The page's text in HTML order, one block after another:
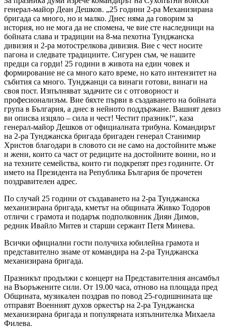
генерал-майор Деан Дешков. „25 години 2-ра Механизирана
бригада са много, но и малко. Днес няма да говорим за
история, но не мога да не спомена, че вие сте наследници на
бойната слава и традиции на 8-ма пехотна Тунджанска
дивизия и 2-ра мотострелкова дивизия. Вие с чест носите
пагона и следвате традициите. Сигурен съм, че нашите
предци са горди! 25 години в живота на един човек и
формирование не са много като време, но като интензитет на
събития са много. Тунджанци са винаги готови, винаги на
своя пост. Изпълняват задачите си с отговорност и
професионализъм. Вие бяхте първи в създаването на бойната
група в България, а днес в нейното поддържане. Вашият девиз
ви описва изцяло – сила и чест! Честит празник!“, каза
генерал-майор Дешков от официалната трибуна. Командирът
на 2-ра Тунджанска бригада бригаден генерал Станимир
Христов благодари в словото си не само на достойните мъже
и жени, които са част от редиците на достойните воини, но и
на техните семейства, които ги подкрепят през годините. От
името на Президента на Република България бе прочетен
поздравителен адрес.
По случай 25 години от създаването на 2-ра Тунджанска
механизирана бригада, кметът на общината Живко Тодоров
отличи с грамота и подарък подполковник Диян Димов,
редник Ивайло Митев и старши сержант Петя Минева.
Всички официални гости получиха юбилейна грамота и
представително знаме от командира на 2-ра Тунджанска
механизирана бригада.
Празникът продължи с концерт на Представителния ансамбъл
на Въоръжените сили. От 19.00 часа, отново на площада пред
Общината, музикален поздрав по повод 25-годишнината ще
отправят Военният духов оркестър на 2-ра Тунджанска
механизирана бригада и популярната изпълнителка Михаела
Филева.